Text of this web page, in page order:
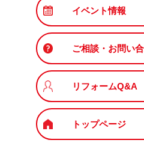
イベント情報
ご相談・お問い
リフォームQ&A
トップページ